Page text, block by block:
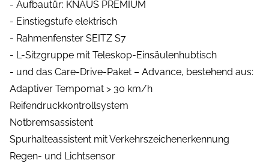
- Aufbautür: KNAUS PREMIUM
- Einstiegstufe elektrisch
- Rahmenfenster SEITZ S7
- L-Sitzgruppe mit Teleskop-Einsäulenhubtisch
- und das Care-Drive-Paket – Advance, bestehend aus:
Adaptiver Tempomat > 30 km/h
Reifendruckkontrollsystem
Notbremsassistent
Spurhalteassistent mit Verkehrszeichenerkennung
Regen- und Lichtsensor